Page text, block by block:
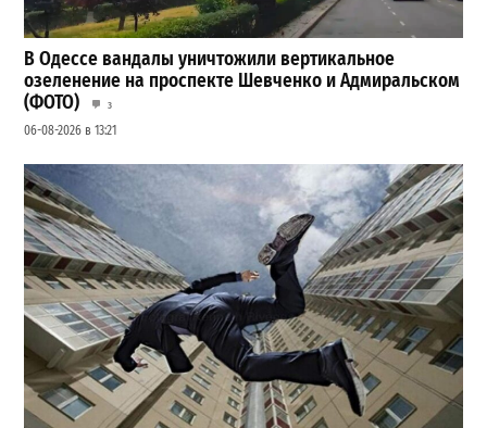
В Одессе вандалы уничтожили вертикальное
озеленение на проспекте Шевченко и Адмиральском
(ФОТО)
3
06-08-2026 в 13:21